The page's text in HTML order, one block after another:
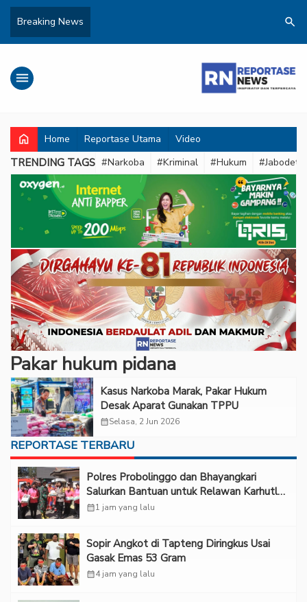
Breaking News search
menu
home Home Reportase Utama Video
TRENDING TAGS #Narkoba #Kriminal #Hukum
Pakar hukum pidana
Kasus Narkoba Marak, Pakar Hukum
Desak Aparat Gunakan TPPU
calendar_monthSelasa, 2 Jun 2026
REPORTASE TERBARU
Polres Probolinggo dan Bhayangkari
Salurkan Bantuan untuk Relawan Karhutla
TNBTS di Bromo
calendar_month1 jam yang lalu
Sopir Angkot di Tapteng Diringkus Usai
Gasak Emas 53 Gram
calendar_month4 jam yang lalu